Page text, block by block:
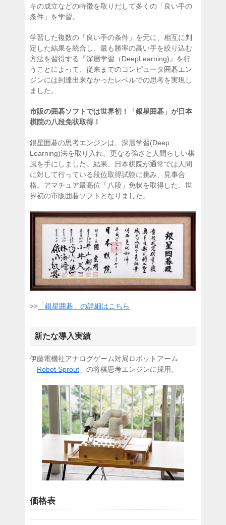
キの成立などの特徴を取りだして多くの「良い手の
条件」を学習。
学習した複数の「良い手の条件」を元に、相互に判
定した結果を統合し、最も勝率の高い手を絞り込む
方法を習得する『深層学習（DeepLearning)』を行
うことによって、従来までのコンピュータ囲碁エン
ジンには到達出来なかったレベルでの思考を実現し
ました。
市販の囲碁ソフトでは世界初！「銀星囲碁」が日本
棋院の八段免状取得！
銀星囲碁の思考エンジンは、深層学習(Deep
Learning)法を取り入れ、更なる強さと人間らしい棋
風を手にしました。結果、日本棋院が通常では人間
に対して行っている段位取得試験に挑み、見事合
格。アマチュア最高位「八段」免状を取得した、世
界初の市販囲碁ソフトとなりました。
>> 「銀星囲碁」の詳細はこちら
新たな導入実績
伊藤電機社アナログゲーム対局ロボットアーム
「 Robot Sprout 」の将棋思考エンジンに採用。
価格表